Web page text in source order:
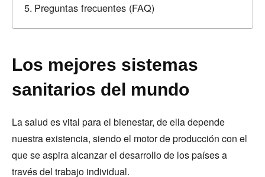
Preguntas frecuentes (FAQ)
Los mejores sistemas
sanitarios del mundo
La salud es vital para el bienestar, de ella depende
nuestra existencia, siendo el motor de producción con el
que se aspira alcanzar el desarrollo de los países a
través del trabajo individual.